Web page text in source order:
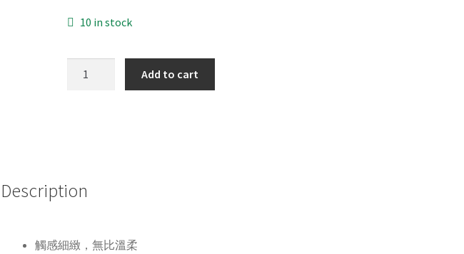
10 in stock
生
抽
Add to cart
Description
觸感細緻，無比溫柔